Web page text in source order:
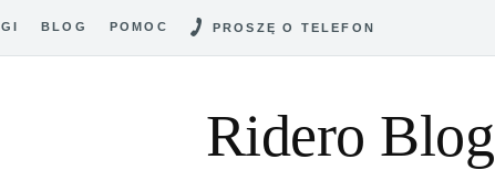
BLOG POMOC PROSZĘ O TELEFON
Ridero Blog